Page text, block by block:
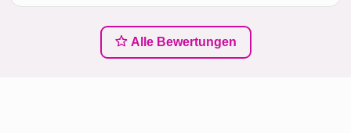
Alle Bewertungen